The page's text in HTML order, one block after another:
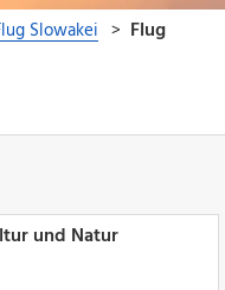
und Natur